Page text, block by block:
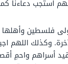
استجب دعاءنا
فلسطين
وكذلك اللهم
أسراهم واحمِ